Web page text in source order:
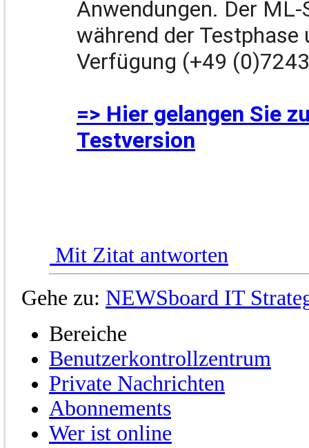
Anwendungen. Der
während der
Verfügung (+49
=> Hier gelangen Sie
Testversion
Mit Zitat antworten
Gehe zu: NEWSboard IT
Bereiche
Benutzerkontrollzentrum
Private Nachrichten
Abonnements
Wer ist online